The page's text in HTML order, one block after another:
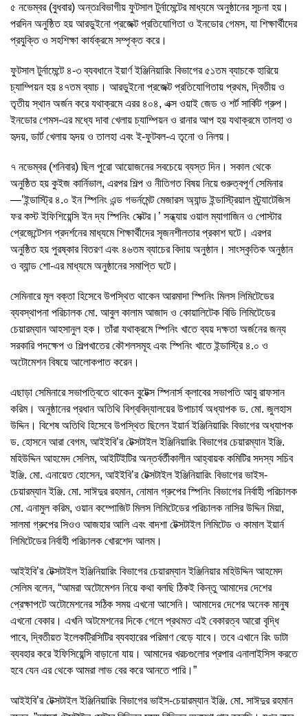
৫ নভেম্বর (বুধবার) অন্তঃবিভাগীয় ফুটসাল টুর্নামেন্টের মাধ্যমে অনুষ্ঠানের সূচনা হয়।
পরদিন অনুষ্ঠিত হয় আরডুইনো প্রজেক্ট প্রতিযোগিতা ও ইনডোর গেমস, যা শিক্ষার্থীদের
প্রযুক্তি ও সহশিক্ষা কার্যক্রমে সম্পৃক্ত করে।
ফুটসাল টুর্নামেন্টে ৪-৩ ব্যবধানে ইয়ার্ণ ইঞ্জিনিয়ারিং বিভাগের ৫১তম ব্যাচকে হারিয়ে
চ্যাম্পিয়ন হয় ৪৭তম ব্যাচ। আরডুইনো প্রজেক্ট প্রতিযোগিতায় প্রথম, দ্বিতীয় ও
তৃতীয় স্থান অর্জন করে যথাক্রমে এরর ৪০৪, এক্স ওয়াই জেড ও শর্ট সার্কিট গ্রুপ।
ইনডোর গেমস-এর মধ্যে দাবা খেলায় চ্যাম্পিয়ন ও রানার আপ হয় যথাক্রমে তালহা ও
হৃদয়, ডার্ট খেলায় হৃদয় ও তালহা এবং ই-ফুটবল-এ তৃনো ও নিলয়।
৭ নভেম্বর (শনিবার) ছিল পুরো আয়োজনের সবচেয়ে ব্যস্ত দিন। সকাল থেকে
অনুষ্ঠিত হয় কুইজ কার্নিভাল, এরপর শিল্প ও নীতিগত বিষয় নিয়ে গুরুত্বপূর্ণ সেমিনার
—’ইন্ডাস্ট্রি ৪.০ ইন স্পিনিং এন্ড গভর্নমেন্ট মেজারস অ্যান্ড ইন্ডাস্ট্রিয়াল স্ট্র্যাটেজিস
ফর কস্ট ইফিশিয়েন্সি ইন দ্য স্পিনিং সেক্টর।’ সন্ধ্যায় ওয়াল ম্যাগাজিন ও পোস্টার
প্রেজেন্টেশন প্রদর্শনের মাধ্যমে শিক্ষার্থীদের সৃজনশীলতার প্রকাশ ঘটে। এরপর
অনুষ্ঠিত হয় পুরষ্কার বিতরণ এবং ৪৬তম ব্যাচের বিদায় অনুষ্ঠান। সাংস্কৃতিক অনুষ্ঠান
ও ব্যান্ড শো-এর মাধ্যমে অনুষ্ঠানের সমাপ্তি ঘটে।
সেমিনারে মূল বক্তা হিসেবে উপস্থিত থাকেন আরমাদা স্পিনিং মিলস লিমিটেডের
ব্যবস্থাপনা পরিচালক মো. আবুল কালাম আজাদ ও কোয়ালিটেক বিডি লিমিটেডের
চেয়ারম্যান আহসানুল হক। তাঁরা যথাক্রমে স্পিনিং খাতে ব্যয় দক্ষতা অর্জনের জন্য
সরকারি পদক্ষেপ ও শিল্পখাতের কৌশলসমূহ এবং স্পিনিং খাতে ইন্ডাস্ট্রি ৪.০ ও
অটোমেশন বিষয়ে আলোকপাত করেন।
এছাড়া সেমিনারে সভাপত্বিতে থাকেন বুটেক্স স্পিনার্স ক্লাবের সভাপতি আবু রাফসান
করিম। অনুষ্ঠানের প্রধান অতিথি বিশ্ববিদ্যালয়ের উপাচার্য অধ্যাপক ড. মো. জুলহাস
উদ্দিন। বিশেষ অতিথি হিসেবে উপস্থিত ছিলেন ইয়ার্ন ইঞ্জিনিয়ারিং বিভাগের অধ্যাপক
ড. হোসনে আরা বেগম, আইইবি’র টেক্সটাইল ইঞ্জিনিয়ারিং বিভাগের চেয়ারম্যান ইঞ্জি.
মহিউদ্দিন আহমেদ সেলিম, আইটিইটির অন্তর্বর্তীকালীন আহ্বায়ক কমিটির সদস্য সচিব
ইঞ্জি. মো. এনায়েত হোসেন, আইইবি’র টেক্সটাইল ইঞ্জিনিয়ারিং বিভাগের ভাইস-
চেয়ারম্যান ইঞ্জি. মো. সাঈদুর রহমান, নোমান গ্রুপের স্পিনিং বিভাগের নির্বাহী পরিচালক
মো. এনামুল করিম, ওয়ান কম্পোজিট মিলস লিমিটেডের পরিচালক নাসির উদ্দিন মিয়া,
সালমা গ্রুপের সিওও আজহার আলি এবং বাদশা টেক্সটাইল লিমিটেড ও কামাল ইয়ার্ন
লিমিটেডের নির্বাহী পরিচালক খোরশেদ আলম।
আইইবি’র টেক্সটাইল ইঞ্জিনিয়ারিং বিভাগের চেয়ারম্যান ইঞ্জিনিয়ার মহিউদ্দিন আহমেদ
সেলিম বলেন, “আমরা অটোমেশন নিয়ে কথা বলছি ঠিকই কিন্তু আমাদের দেশের
প্রেক্ষাপটে অটোমেশনের সঠিক সময় এখনো আসেনি। আমাদের দেশের অনেক মানুষ
এখনো বেকার। এখনি অটমেশনের দিকে গেলে প্রথমত এই বেকারত্ব আরো বৃদ্ধি
পাবে, দ্বিতীয়ত ইলেকট্রিসিটির ব্যবহারের পরিমাণ বেড়ে যাবে। তবে এখানে রিং ডাটা
ব্যবহার করে ইফিসিয়েন্সি বাড়ানো যায়। আমাদের খরচগুলোর প্রপার এনালাইসিস করতে
হবে যেন এর থেকে আমরা লাভ বের করে আনতে পারি।”
আইইবি’র টেক্সটাইল ইঞ্জিনিয়ারিং বিভাগের ভাইস-চেয়ারম্যান ইঞ্জি. মো. সাঈদুর রহমান